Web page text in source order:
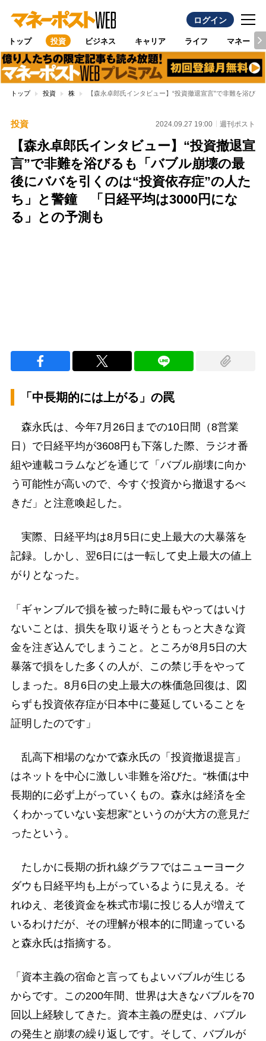
ログイン
トップ 投資 ビジネス キャリア ライフ マネー
トップ 投資 株 【森永卓郎氏インタビュー】“投資撤退宣言”で非難を浴び
投資 2024.09.27 19:00 週刊ポスト
【森永卓郎氏インタビュー】“投資撤退宣
言”で非難を浴びるも「バブル崩壊の最
後にババを引くのは“投資依存症”の人た
ち」と警鐘 「日経平均は3000円にな
る」との予測も
「中長期的には上がる」の罠
森永氏は、今年7月26日までの10日間（8営業
日）で日経平均が3608円も下落した際、ラジオ番
組や連載コラムなどを通じて「バブル崩壊に向か
う可能性が高いので、今すぐ投資から撤退するべ
きだ」と注意喚起した。
実際、日経平均は8月5日に史上最大の大暴落を
記録。しかし、翌6日には一転して史上最大の値上
がりとなった。
「ギャンブルで損を被った時に最もやってはいけ
ないことは、損失を取り返そうともっと大きな資
金を注ぎ込んでしまうこと。ところが8月5日の大
暴落で損をした多くの人が、この禁じ手をやって
しまった。8月6日の史上最大の株価急回復は、図
らずも投資依存症が日本中に蔓延していることを
証明したのです」
乱高下相場のなかで森永氏の「投資撤退提言」
はネットを中心に激しい非難を浴びた。“株価は中
長期的に必ず上がっていくもの。森永は経済を全
くわかっていない妄想家”というのが大方の意見だ
ったという。
たしかに長期の折れ線グラフではニューヨーク
ダウも日経平均も上がっているように見える。そ
れゆえ、老後資金を株式市場に投じる人が増えて
いるわけだが、その理解が根本的に間違っている
と森永氏は指摘する。
「資本主義の宿命と言ってもよいバブルが生じる
からです。この200年間、世界は大きなバブルを70
回以上経験してきた。資本主義の歴史は、バブル
の発生と崩壊の繰り返しです。そして、バブルが